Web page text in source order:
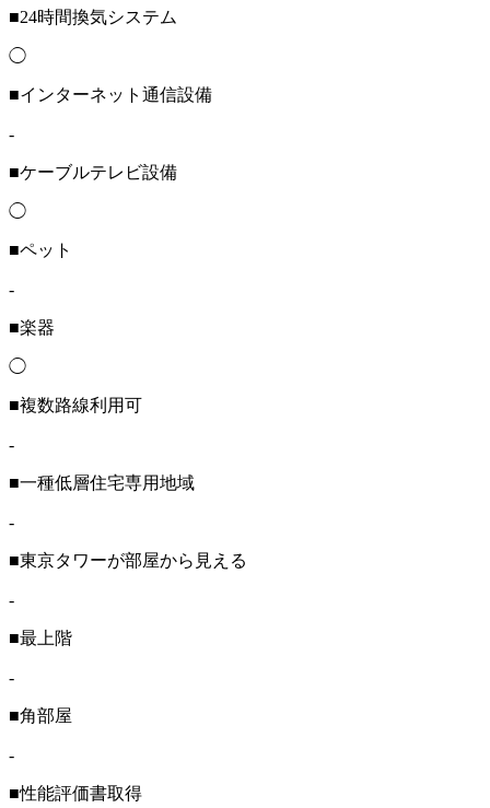
■24時間換気システム
◯
■インターネット通信設備
-
■ケーブルテレビ設備
◯
■ペット
-
■楽器
◯
■複数路線利用可
-
■一種低層住宅専用地域
-
■東京タワーが部屋から見える
-
■最上階
-
■角部屋
-
■性能評価書取得